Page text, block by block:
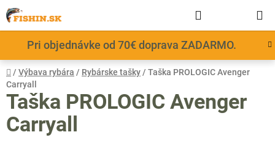
Prejsť
na
obsah
Pri objednávke od 70€ doprava ZADARMO.
KOŠÍK
Domov
/ Výbava rybára / Rybárske tašky / Taška PROLOGIC Avenger
Carryall
Taška PROLOGIC Avenger
Carryall